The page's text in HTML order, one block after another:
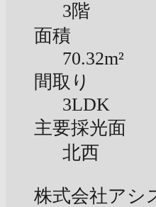
3階
面積
70.32m²
間取り
3LDK
主要採光面
北西
株式会社ア